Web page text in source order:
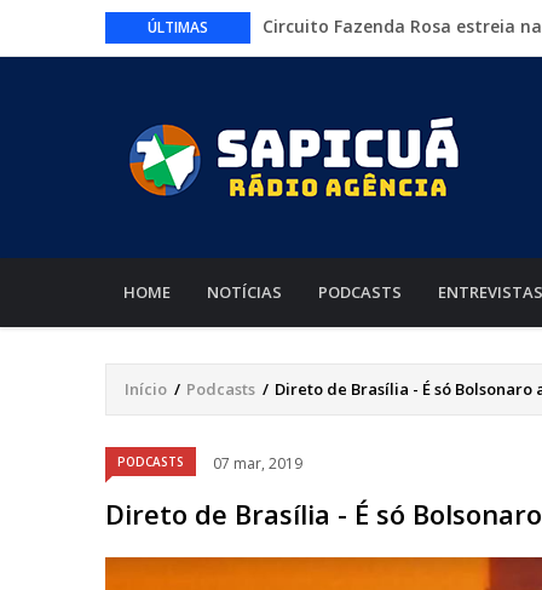
ÚLTIMAS
Circuito Fazenda Rosa estreia
agronegócio
nacionais
Lei torna mais rígidas punições
CAIXA e iFood facilitam
MAIN
NAVIGATION
HOME NOTÍCIAS PODCASTS ENTREVISTAS
Trilha
de
navegação
Início / Podcasts / Direto de Brasília - É só
PODCASTS 07 mar, 2019
Direto de Brasília - É só
Áudio